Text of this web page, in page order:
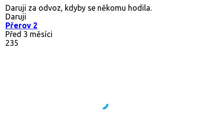
Daruji za odvoz, kdyby se někomu hodila.
Daruji
Přerov 2
Před 3 měsíci
235